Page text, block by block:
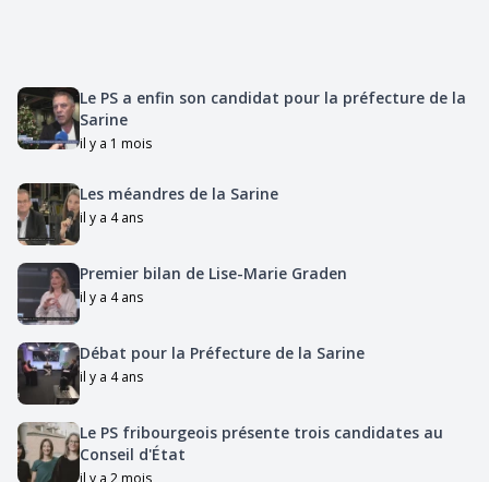
Le PS a enfin son candidat pour la préfecture de la
Sarine
il y a 1 mois
Les méandres de la Sarine
il y a 4 ans
Premier bilan de Lise-Marie Graden
il y a 4 ans
Débat pour la Préfecture de la Sarine
il y a 4 ans
Le PS fribourgeois présente trois candidates au
Conseil d'État
il y a 2 mois